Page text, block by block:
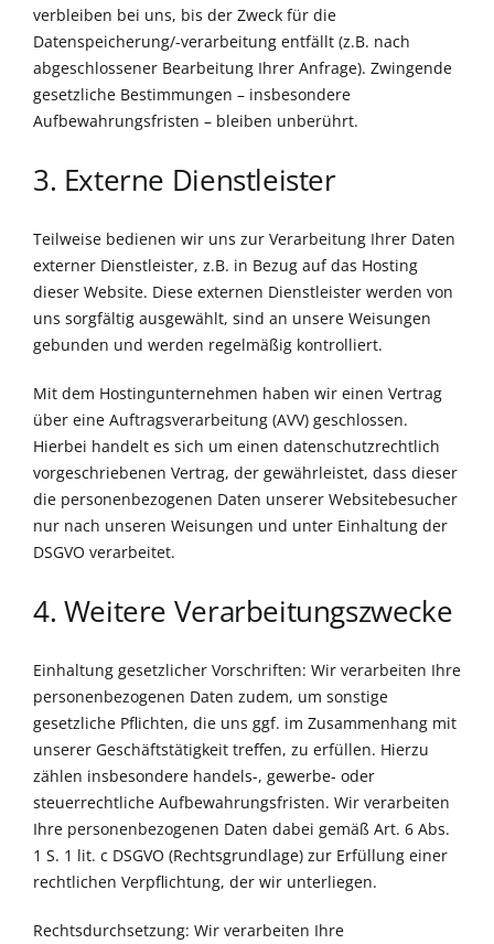
verbleiben bei uns, bis der Zweck für die
Datenspeicherung/-verarbeitung entfällt (z.B. nach
abgeschlossener Bearbeitung Ihrer Anfrage). Zwingende
gesetzliche Bestimmungen – insbesondere
Aufbewahrungsfristen – bleiben unberührt.
3. Externe Dienstleister
Teilweise bedienen wir uns zur Verarbeitung Ihrer Daten
externer Dienstleister, z.B. in Bezug auf das Hosting
dieser Website. Diese externen Dienstleister werden von
uns sorgfältig ausgewählt, sind an unsere Weisungen
gebunden und werden regelmäßig kontrolliert.
Mit dem Hostingunternehmen haben wir einen Vertrag
über eine Auftragsverarbeitung (AVV) geschlossen.
Hierbei handelt es sich um einen datenschutzrechtlich
vorgeschriebenen Vertrag, der gewährleistet, dass dieser
die personenbezogenen Daten unserer Websitebesucher
nur nach unseren Weisungen und unter Einhaltung der
DSGVO verarbeitet.
4. Weitere Verarbeitungszwecke
Einhaltung gesetzlicher Vorschriften: Wir verarbeiten Ihre
personenbezogenen Daten zudem, um sonstige
gesetzliche Pflichten, die uns ggf. im Zusammenhang mit
unserer Geschäftstätigkeit treffen, zu erfüllen. Hierzu
zählen insbesondere handels-, gewerbe- oder
steuerrechtliche Aufbewahrungsfristen. Wir verarbeiten
Ihre personenbezogenen Daten dabei gemäß Art. 6 Abs.
1 S. 1 lit. c DSGVO (Rechtsgrundlage) zur Erfüllung einer
rechtlichen Verpflichtung, der wir unterliegen.
Rechtsdurchsetzung: Wir verarbeiten Ihre